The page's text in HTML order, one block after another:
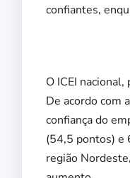
confiantes,
O ICEI
De acordo com
confiança do
(54,5 pontos) e
região